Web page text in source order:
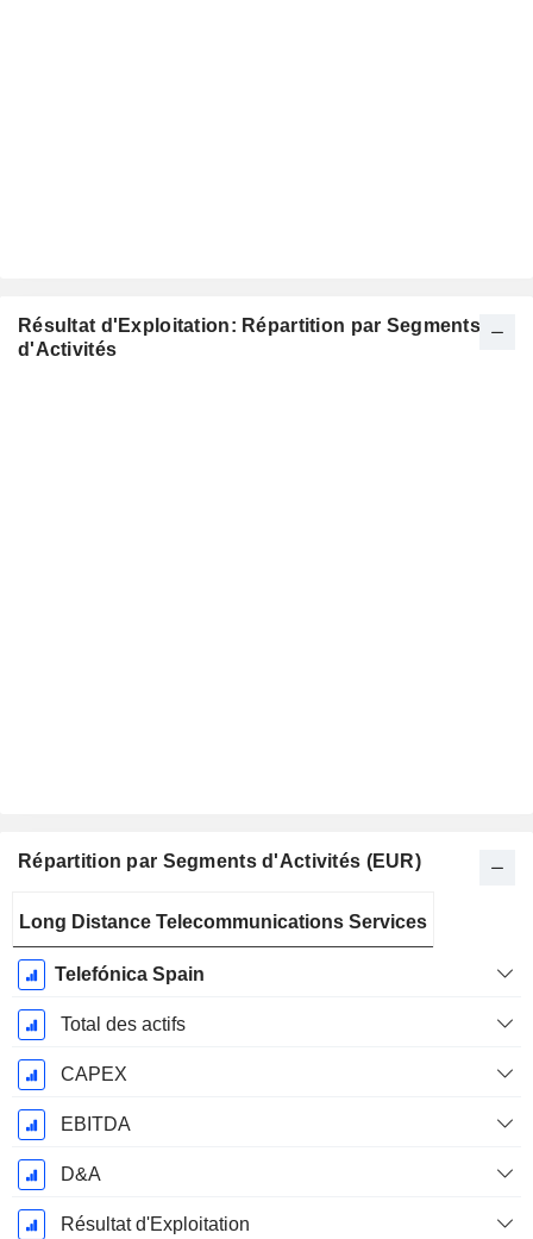
Résultat d'Exploitation: Répartition par Segments
d'Activités
Répartition par Segments d'Activités (EUR)
Fiscale:
Décembre
Long Distance Telecommunications Services
Telefónica Spain
Total des actifs
CAPEX
EBITDA
D&A
Résultat d'Exploitation